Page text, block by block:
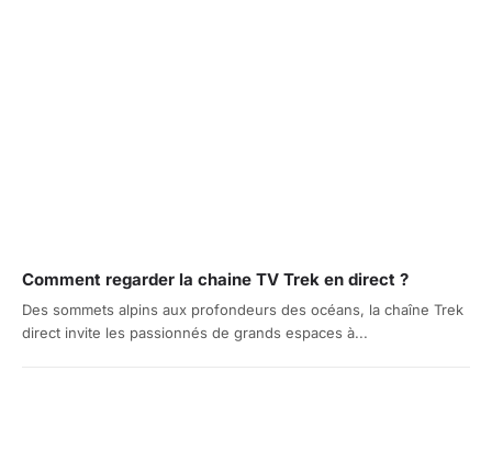
Comment regarder la chaine TV Trek en direct ?
Des sommets alpins aux profondeurs des océans, la chaîne Trek
direct invite les passionnés de grands espaces à...